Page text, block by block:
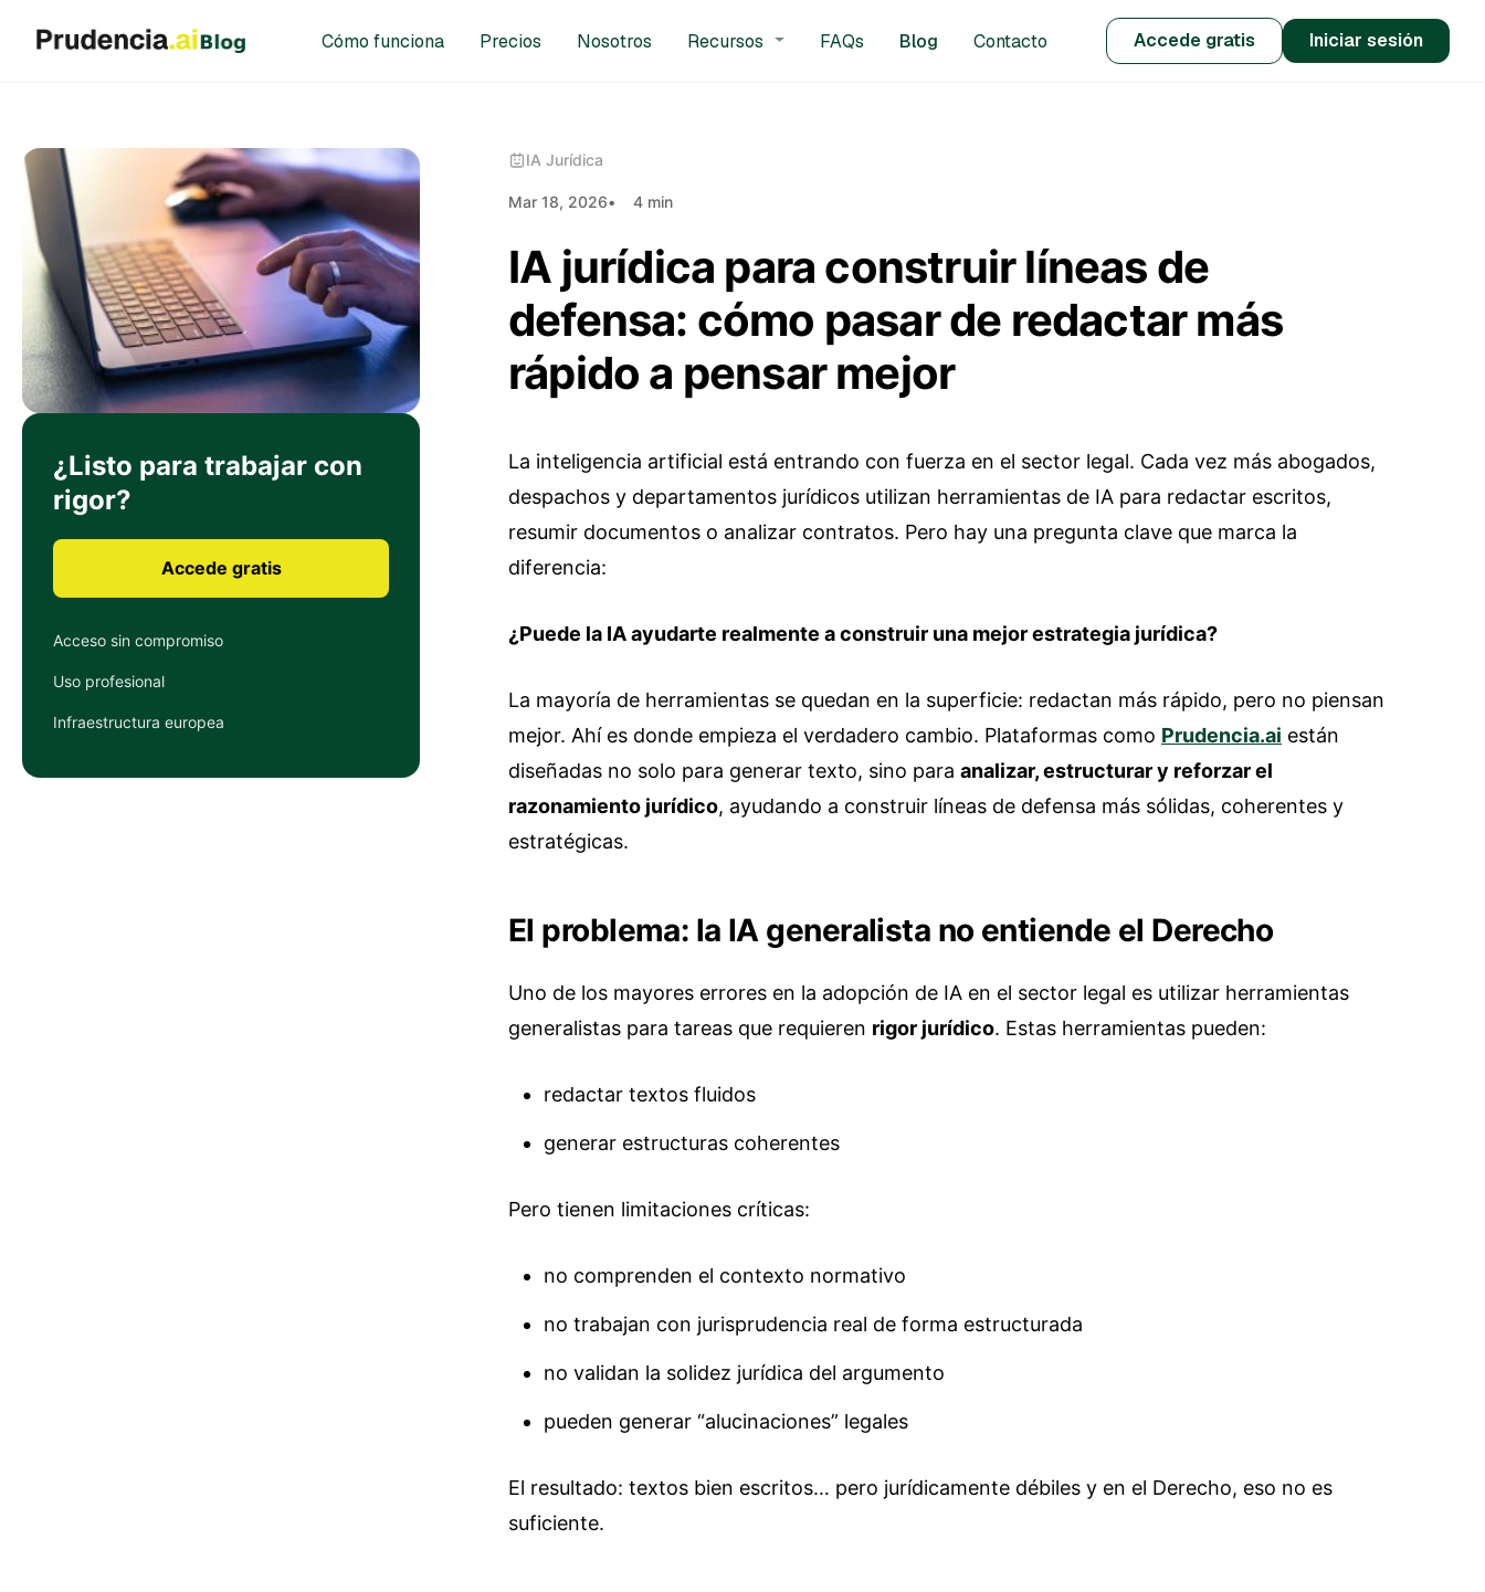
Cómo funciona Precios Nosotros Recursos FAQs Blog Contacto Accede gratis Iniciar sesión
¿Listo para trabajar con
rigor?
Accede gratis
Acceso sin compromiso
Uso profesional
Infraestructura europea
IA Jurídica
Mar 18, 2026 4 min
IA jurídica para construir líneas de
defensa: cómo pasar de redactar más
rápido a pensar mejor
La inteligencia artificial está entrando con fuerza en el sector legal. Cada vez más abogados,
despachos y departamentos jurídicos utilizan herramientas de IA para redactar escritos,
resumir documentos o analizar contratos. Pero hay una pregunta clave que marca la
diferencia:
¿Puede la IA ayudarte realmente a construir una mejor estrategia jurídica?
La mayoría de herramientas se quedan en la superficie: redactan más rápido, pero no piensan
mejor. Ahí es donde empieza el verdadero cambio. Plataformas como Prudencia.ai están
diseñadas no solo para generar texto, sino para analizar, estructurar y reforzar el
razonamiento jurídico, ayudando a construir líneas de defensa más sólidas, coherentes y
estratégicas.
El problema: la IA generalista no entiende el Derecho
Uno de los mayores errores en la adopción de IA en el sector legal es utilizar herramientas
generalistas para tareas que requieren rigor jurídico. Estas herramientas pueden:
redactar textos fluidos
generar estructuras coherentes
Pero tienen limitaciones críticas:
no comprenden el contexto normativo
no trabajan con jurisprudencia real de forma estructurada
no validan la solidez jurídica del argumento
pueden generar “alucinaciones” legales
El resultado: textos bien escritos… pero jurídicamente débiles y en el Derecho, eso no es
suficiente.